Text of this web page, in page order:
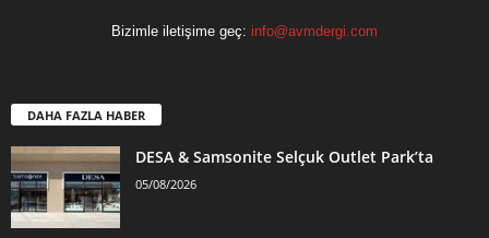
Bizimle iletişime geç: info@avmdergi.com
DAHA FAZLA HABER
DESA & Samsonite Selçuk Outlet Park’ta
05/08/2026